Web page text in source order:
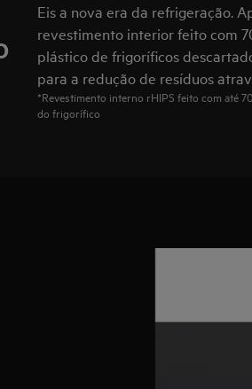
Eis a nova era da refrigeração.
revestimento interior feito com
plástico de frigoríficos
para a redução de resíduos
*Revestimento interno rHIPS feito com até
do frigorífico